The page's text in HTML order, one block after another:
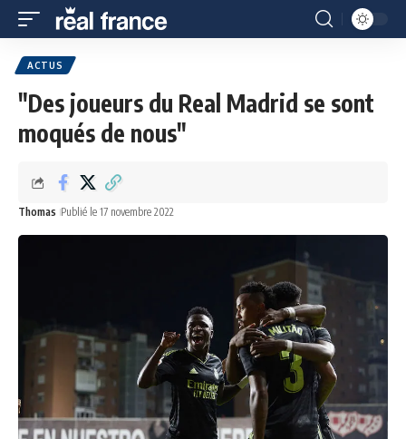
ACTUS
"Des joueurs du Real Madrid se sont
moqués de nous"
Thomas Publié le 17 novembre 2022